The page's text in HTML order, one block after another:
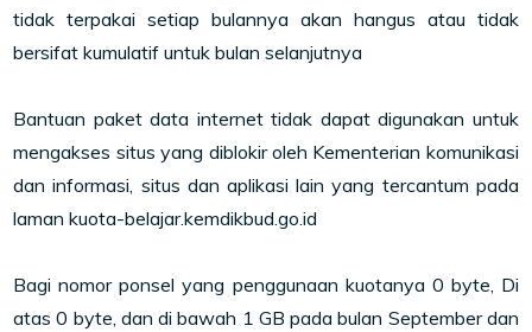
tidak terpakai setiap bulannya akan hangus atau tidak
bersifat kumulatif untuk bulan selanjutnya
Bantuan paket data internet tidak dapat digunakan untuk
mengakses situs yang diblokir oleh Kementerian komunikasi
dan informasi, situs dan aplikasi lain yang tercantum pada
laman kuota-belajar.kemdikbud.go.id
Bagi nomor ponsel yang penggunaan kuotanya 0 byte, Di
atas 0 byte, dan di bawah 1 GB pada bulan September dan